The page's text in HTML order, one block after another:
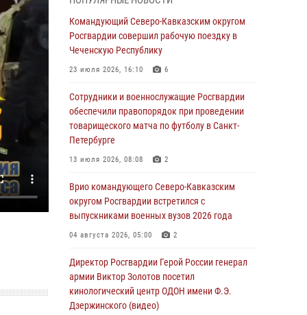
масштабной мошеннической схемы
07 августа 2026, 09:52
В Росгвардии завершился методический
сбор с руководящим составом военно-
07 августа 2026, 09:05 3
Мастер-класс по боевым искусствам провели
росгвардейцы в Херсонской области
07 августа 2026, 08:49
Росгвардейцы задержали хулигана,
пугавшего пневматическим пистолетом
граждан центре Санкт-Петербурга
07 августа 2026, 08:33 2
В центре Москвы росгвардейцы задержали
мужчину, пытавшегося проникнуть на
охраняемый объект через крышу (видео)
07 августа 2026, 08:04
Командующий Северо-Кавказским округом
Росгвардии совершил рабочую поездку в
Чеченскую Республику
23 июля 2026, 16:10 6
Сотрудники и военнослужащие Росгвардии
обеспечили правопорядок при проведении
товарищеского матча по футболу в Санкт-
Петербурге
13 июля 2026, 08:08 2
Врио командующего Северо-Кавказским
округом Росгвардии встретился с
выпускниками военных вузов 2026 года
04 августа 2026, 05:00 2
Директор Росгвардии Герой России генерал
армии Виктор Золотов посетил
кинологический центр ОДОН имени Ф.Э.
Дзержинского (видео)